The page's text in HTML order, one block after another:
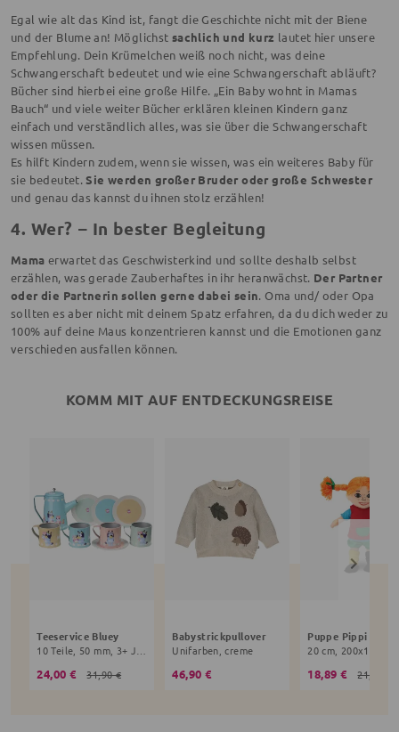
Egal wie alt das Kind ist, fangt die Geschichte nicht mit der Biene
und der Blume an! Möglichst sachlich und kurz lautet hier unsere
Empfehlung. Dein Krümelchen weiß noch nicht, was deine
Schwangerschaft bedeutet und wie eine Schwangerschaft abläuft?
Bücher sind hierbei eine große Hilfe. „Ein Baby wohnt in Mamas
Bauch“ und viele weiter Bücher erklären kleinen Kindern ganz
einfach und verständlich alles, was sie über die Schwangerschaft
wissen müssen.
Es hilft Kindern zudem, wenn sie wissen, was ein weiteres Baby für
sie bedeutet.Sie werden großer Bruder oder große Schwester
und genau das kannst du ihnen stolz erzählen!
4. Wer? – In bester Begleitung
Mama erwartet das Geschwisterkind und sollte deshalb selbst
erzählen, was gerade Zauberhaftes in ihr heranwächst. Der Partner
oder die Partnerin sollen gerne dabei sein. Oma und/ oder Opa
sollten es aber nicht mit deinem Spatz erfahren, da du dich weder zu
100% auf deine Maus konzentrieren kannst und die Emotionen ganz
verschieden ausfallen können.
KOMM MIT AUF ENTDECKUNGSREISE
Teeservice Bluey
24,00 € 31,90 €
Babystrickpullover
Unifarben, creme
46,90 € 18,89 € 21,90 €